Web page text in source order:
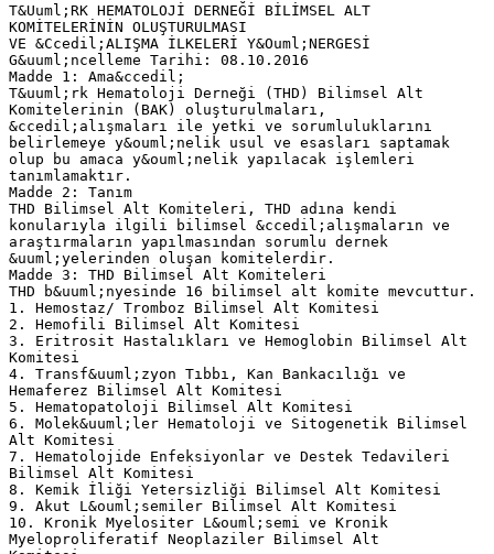
T&Uuml;RK HEMATOLOJİ DERNEĞİ BİLİMSEL ALT
KOMİTELERİNİN OLUŞTURULMASI
VE &Ccedil;ALIŞMA İLKELERİ Y&Ouml;NERGESİ
G&uuml;ncelleme Tarihi: 08.10.2016
Madde 1: Ama&ccedil;
T&uuml;rk Hematoloji Derneği (THD) Bilimsel Alt
Komitelerinin (BAK) oluşturulmaları,
&ccedil;alışmaları ile yetki ve sorumluluklarını
belirlemeye y&ouml;nelik usul ve esasları saptamak
olup bu amaca y&ouml;nelik yapılacak işlemleri
tanımlamaktır.
Madde 2: Tanım
THD Bilimsel Alt Komiteleri, THD adına kendi
konularıyla ilgili bilimsel &ccedil;alışmaların ve
araştırmaların yapılmasından sorumlu dernek
&uuml;yelerinden oluşan komitelerdir.
Madde 3: THD Bilimsel Alt Komiteleri
THD b&uuml;nyesinde 16 bilimsel alt komite mevcuttur.
1. Hemostaz/ Tromboz Bilimsel Alt Komitesi
2. Hemofili Bilimsel Alt Komitesi
3. Eritrosit Hastalıkları ve Hemoglobin Bilimsel Alt
Komitesi
4. Transf&uuml;zyon Tıbbı, Kan Bankacılığı ve
Hemaferez Bilimsel Alt Komitesi
5. Hematopatoloji Bilimsel Alt Komitesi
6. Molek&uuml;ler Hematoloji ve Sitogenetik Bilimsel
Alt Komitesi
7. Hematolojide Enfeksiyonlar ve Destek Tedavileri
Bilimsel Alt Komitesi
8. Kemik İliği Yetersizliği Bilimsel Alt Komitesi
9. Akut L&ouml;semiler Bilimsel Alt Komitesi
10. Kronik Myelositer L&ouml;semi ve Kronik
Myeloproliferatif Neoplaziler Bilimsel Alt